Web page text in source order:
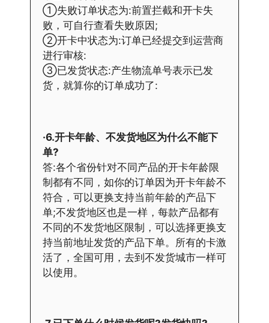
①失败订单状态为:前置拦截和开卡失
败，可自行查看失败原因;
②开卡中状态为:订单已经提交到运营商
进行审核:
③已发货状态:产生物流单号表示已发
货，就算你的订单成功了:
·6.开卡年龄、不发货地区为什么不能下
单?
答:各个省份针对不同产品的开卡年龄限
制都有不同，如你的订单因为开卡年龄不
符合，可以更换支持当前年龄的产品下
单;不发货地区也是一样，每款产品都有
不同的不发货地区限制，可以选择更换支
持当前地址发货的产品下单。所有的卡激
活了，全国可用，去到不发货城市一样可
以使用。